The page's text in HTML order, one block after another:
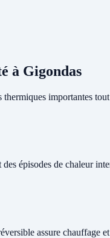
à Gigondas
importantes
épisodes de chaleur
assure chauffage